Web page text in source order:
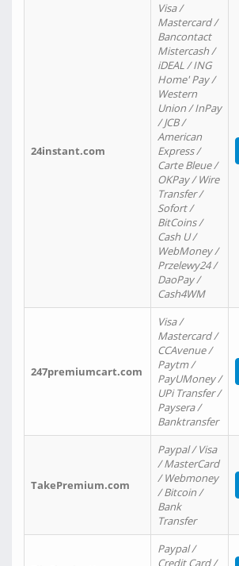
24instant.com
Visa /
Mastercard /
Bancontact
Mistercash /
iDEAL / ING
Home' Pay /
Western
Union / InPay
/ JCB /
American
Express /
Carte Bleue /
OKPay / Wire
Transfer /
Sofort /
BitCoins /
Cash U /
WebMoney /
Przelewy24 /
DaoPay /
Cash4WM
247premiumcart.com
Visa /
Mastercard /
CCAvenue /
Paytm /
PayUMoney /
UPi Transfer /
Paysera /
Banktransfer
TakePremium.com
Paypal / Visa
/ MasterCard
/ Webmoney
/ Bitcoin /
Bank
Transfer
Paypal /
Credit Card /